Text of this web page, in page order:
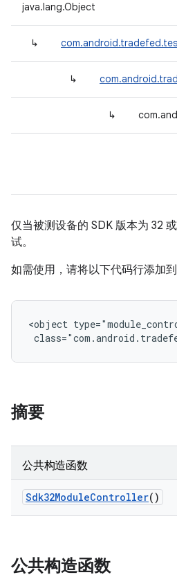
java.lang.Object
↳
↳
↳
仅当被测设备的 SDK 版本为 32
试。
如需使用，请将以下代码行添加
<object
摘要
公共构造函数
Sdk32ModuleController()
公共构造函数